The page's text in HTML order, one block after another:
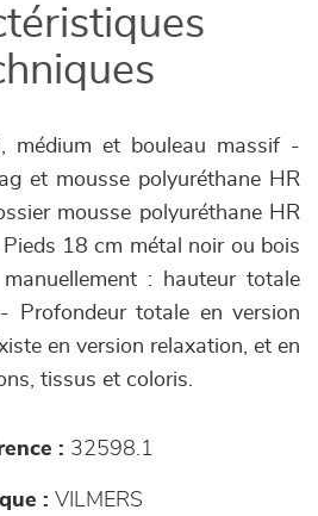
médium et bouleau massif -
et mousse polyuréthane HR
mousse polyuréthane HR
18 cm métal noir ou bois
: hauteur totale
Profondeur totale en version
en version relaxation, et en
tissus et coloris.
: 32598.1
: VILMERS